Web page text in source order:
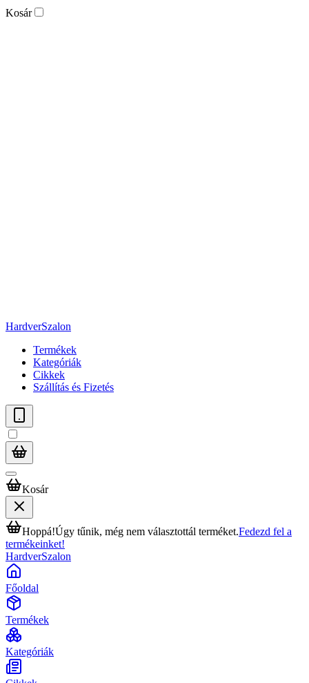
Kosár
HardverSzalon
Termékek
Kategóriák
Cikkek
Szállítás és Fizetés
Kosár
Hoppá!Úgy tűnik, még nem választottál terméket.Fedezd fel a
termékeinket!
HardverSzalon
Főoldal
Termékek
Kategóriák